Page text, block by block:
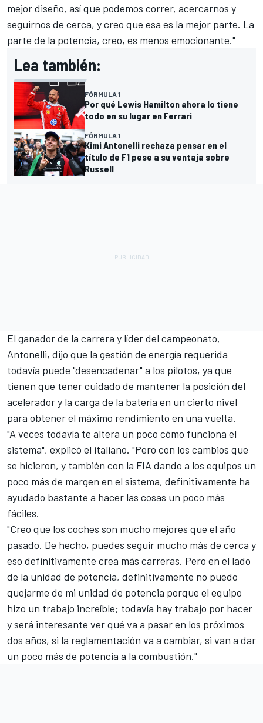
mejor diseño, así que podemos correr, acercarnos y
seguirnos de cerca, y creo que esa es la mejor parte. La
parte de la potencia, creo, es menos emocionante."
Lea también:
FÓRMULA 1
Por qué Lewis Hamilton ahora lo tiene
todo en su lugar en Ferrari
FÓRMULA 1
Kimi Antonelli rechaza pensar en el
título de F1 pese a su ventaja sobre
Russell
El ganador de la carrera y líder del campeonato,
Antonelli, dijo que la gestión de energía requerida
todavía puede "desencadenar" a los pilotos, ya que
tienen que tener cuidado de mantener la posición del
acelerador y la carga de la batería en un cierto nivel
para obtener el máximo rendimiento en una vuelta.
"A veces todavía te altera un poco cómo funciona el
sistema", explicó el italiano. "Pero con los cambios que
se hicieron, y también con la FIA dando a los equipos un
poco más de margen en el sistema, definitivamente ha
ayudado bastante a hacer las cosas un poco más
fáciles.
"Creo que los coches son mucho mejores que el año
pasado. De hecho, puedes seguir mucho más de cerca y
eso definitivamente crea más carreras. Pero en el lado
de la unidad de potencia, definitivamente no puedo
quejarme de mi unidad de potencia porque el equipo
hizo un trabajo increíble; todavía hay trabajo por hacer
y será interesante ver qué va a pasar en los próximos
dos años, si la reglamentación va a cambiar, si van a dar
un poco más de potencia a la combustión."